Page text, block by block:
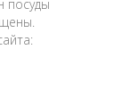
посуды